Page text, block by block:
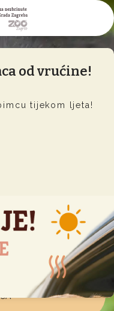
od vrućine!
tijekom ljeta!